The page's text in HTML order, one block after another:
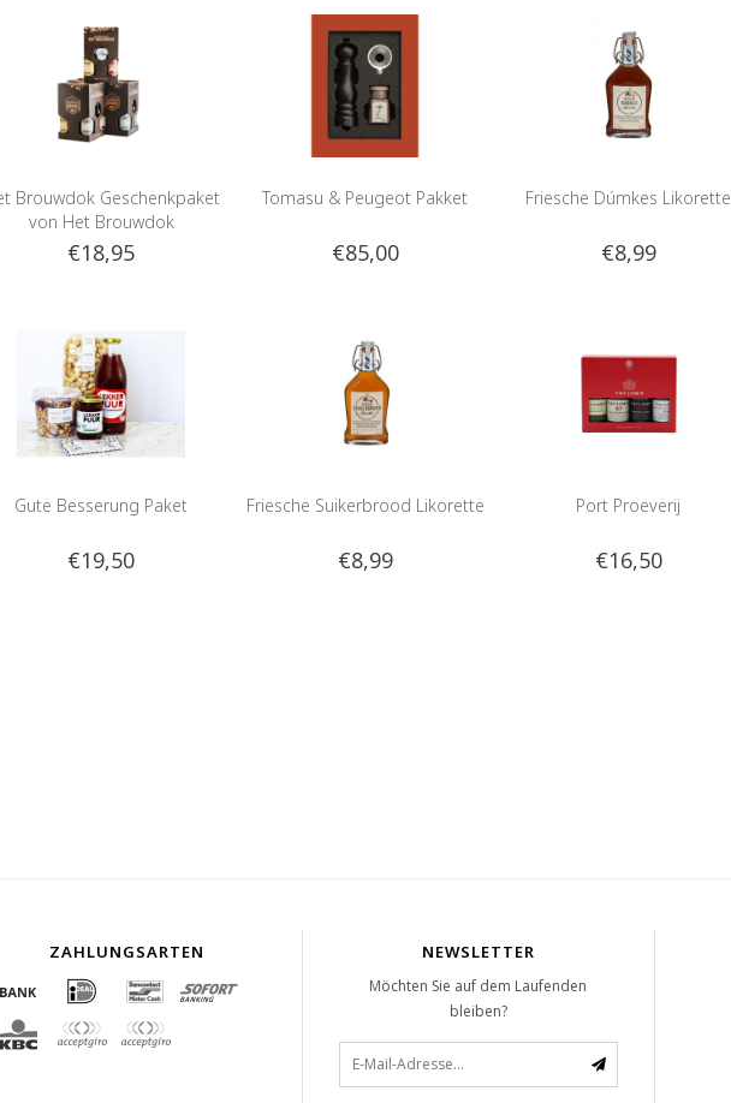
Brouwdok Geschenkpaket
von Het Brouwdok
€18,95
Tomasu & Peugeot Pakket
€85,00
Friesche Dúmkes Likorette
€8,99
Gute Besserung Paket
€19,50
Friesche Suikerbrood Likorette
€8,99
Port Proeverij
€16,50
ZAHLUNGSARTEN NEWSLETTER
Möchten Sie auf dem Laufenden
bleiben?